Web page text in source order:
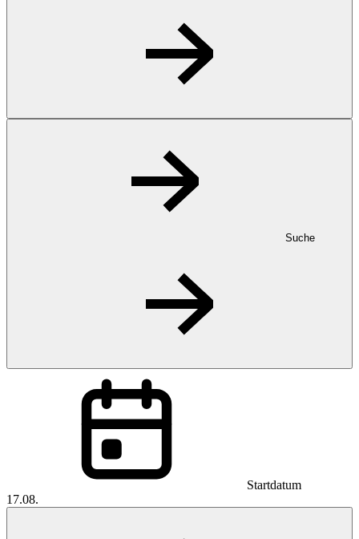
Suche
Startdatum
17.08.